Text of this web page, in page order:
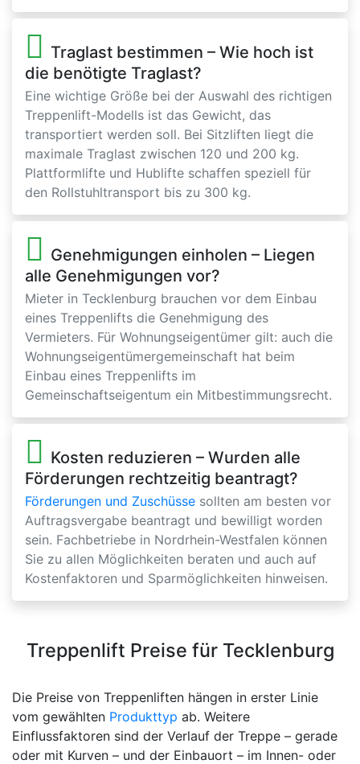
Traglast bestimmen – Wie hoch ist
die benötigte Traglast?
Eine wichtige Größe bei der Auswahl des richtigen
Treppenlift-Modells ist das Gewicht, das
transportiert werden soll. Bei Sitzliften liegt die
maximale Traglast zwischen 120 und 200 kg.
Plattformlifte und Hublifte schaffen speziell für
den Rollstuhltransport bis zu 300 kg.
Genehmigungen einholen – Liegen
alle Genehmigungen vor?
Mieter in Tecklenburg brauchen vor dem Einbau
eines Treppenlifts die Genehmigung des
Vermieters. Für Wohnungseigentümer gilt: auch die
Wohnungseigentümergemeinschaft hat beim
Einbau eines Treppenlifts im
Gemeinschaftseigentum ein Mitbestimmungsrecht.
Kosten reduzieren – Wurden alle
Förderungen rechtzeitig beantragt?
Förderungen und Zuschüsse sollten am besten vor
Auftragsvergabe beantragt und bewilligt worden
sein. Fachbetriebe in Nordrhein-Westfalen können
Sie zu allen Möglichkeiten beraten und auch auf
Kostenfaktoren und Sparmöglichkeiten hinweisen.
Treppenlift Preise für Tecklenburg
Die Preise von Treppenliften hängen in erster Linie
vom gewählten Produkttyp ab. Weitere
Einflussfaktoren sind der Verlauf der Treppe – gerade
oder mit Kurven – und der Einbauort – im Innen- oder